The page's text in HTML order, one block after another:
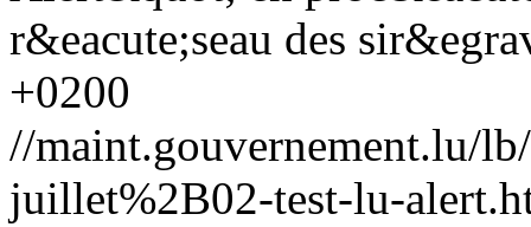
r&eacute;seau des
+0200
//maint.gouvernement.lu/
juillet%2B02-test-lu-